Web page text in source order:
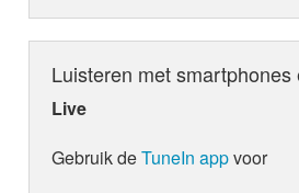
Luisteren met smartphones
Live
Gebruik deTuneIn appvoor